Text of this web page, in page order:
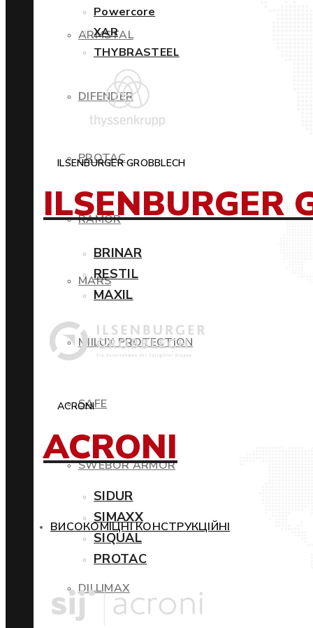
ARMSTAL
DIFENDER
PROTAC
RAMOR
MARS
MIILUX PROTECTION
SAFE
SWEBOR ARMOR
ВИСОКОМІЦНІ КОНСТРУКЦІЙНІ
DILLIMAX
Powercore
XAR
THYBRASTEEL
ILSENBURGER GROBBLECH
ILSENBURGER
BRINAR
RESTIL
MAXIL
ACRONI
ACRONI
SIDUR
SIMAXX
SIQUAL
PROTAC